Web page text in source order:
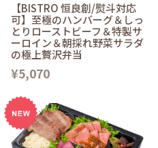
【BISTRO 恒良創/熨斗対応
可】至極のハンバーグ＆しっ
とりローストビーフ＆特製サ
ーロイン＆朝採れ野菜サラダ
の極上贅沢弁当
¥5,070